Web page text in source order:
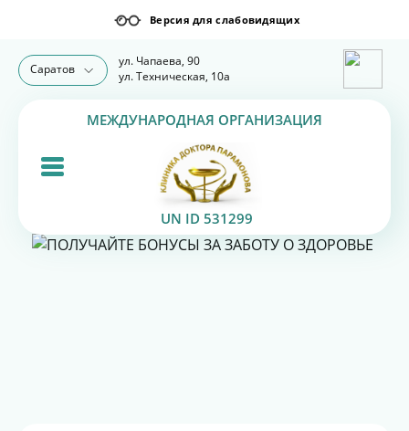
Саратов
ул. Чапаева, 90
ул. Техническая, 10а
МЕЖДУНАРОДНАЯ ОРГАНИЗАЦИЯ
UN ID 531299